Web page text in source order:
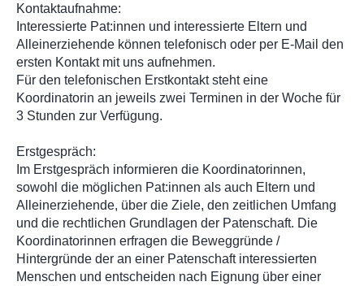
Kontaktaufnahme:
Interessierte Pat:innen und interessierte Eltern und
Alleinerziehende können telefonisch oder per E-Mail den
ersten Kontakt mit uns aufnehmen.
Für den telefonischen Erstkontakt steht eine
Koordinatorin an jeweils zwei Terminen in der Woche für
3 Stunden zur Verfügung.
Erstgespräch:
Im Erstgespräch informieren die Koordinatorinnen,
sowohl die möglichen Pat:innen als auch Eltern und
Alleinerziehende, über die Ziele, den zeitlichen Umfang
und die rechtlichen Grundlagen der Patenschaft. Die
Koordinatorinnen erfragen die Beweggründe /
Hintergründe der an einer Patenschaft interessierten
Menschen und entscheiden nach Eignung über einer